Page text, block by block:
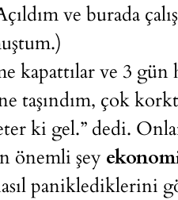
ve burada
kapattılar ve 3 gün
taşındım, çok
ki gel.” dedi.
önemli şey
paniklediklerini